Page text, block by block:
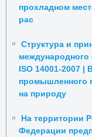
прохладном
рас
Структура и
международного
ISO 14001-2007 |
промышленного
на природу
На территории
Федерации